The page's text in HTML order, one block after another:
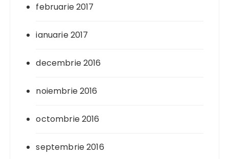
februarie 2017
ianuarie 2017
decembrie 2016
noiembrie 2016
octombrie 2016
septembrie 2016